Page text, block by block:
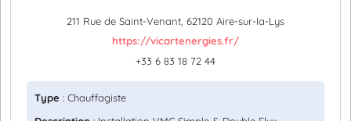
211 Rue de Saint-Venant, 62120 Aire-sur-la-Lys
https://vicartenergies.fr/
+33 6 83 18 72 44
Type : Chauffagiste